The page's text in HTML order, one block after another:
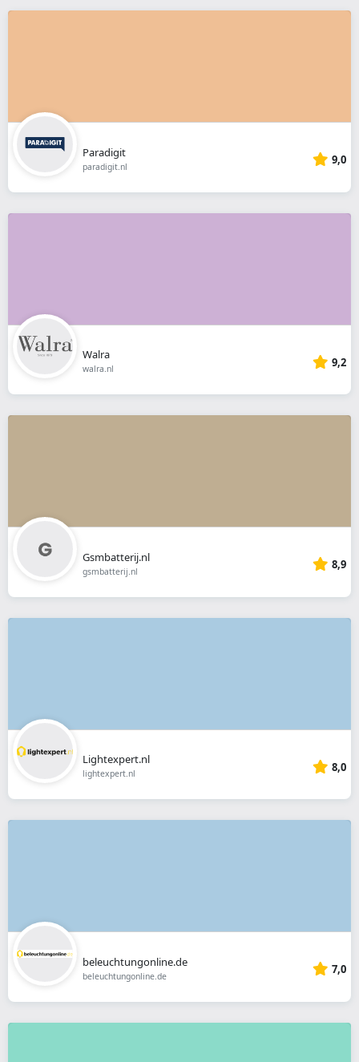
Paradigit
paradigit.nl 9,0
Walra
walra.nl 9,2
Gsmbatterij.nl
gsmbatterij.nl 8,9
Lightexpert.nl
lightexpert.nl 8,0
beleuchtungonline.de
beleuchtungonline.de 7,0